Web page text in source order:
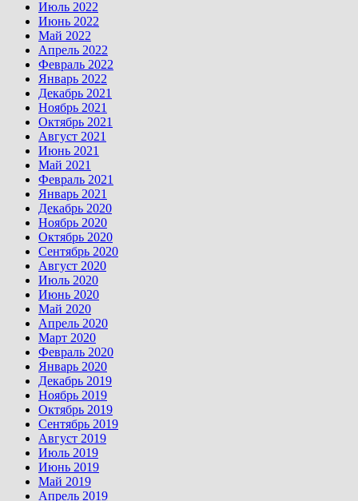
Июль 2022
Июнь 2022
Май 2022
Апрель 2022
Февраль 2022
Январь 2022
Декабрь 2021
Ноябрь 2021
Октябрь 2021
Август 2021
Июнь 2021
Май 2021
Февраль 2021
Январь 2021
Декабрь 2020
Ноябрь 2020
Октябрь 2020
Сентябрь 2020
Август 2020
Июль 2020
Июнь 2020
Май 2020
Апрель 2020
Март 2020
Февраль 2020
Январь 2020
Декабрь 2019
Ноябрь 2019
Октябрь 2019
Сентябрь 2019
Август 2019
Июль 2019
Июнь 2019
Май 2019
Апрель 2019